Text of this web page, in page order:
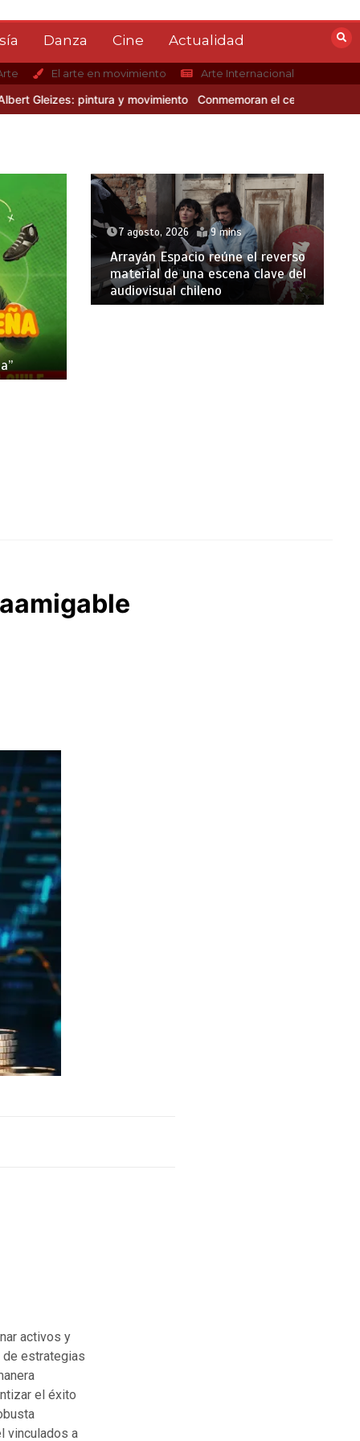
Danza Cine Actualidad
El arte en movimiento Arte Internacional
pintura y movimiento Conmemoran el centenario del
7 agosto, 2026 9 mins
Arrayán Espacio reúne el reverso
material de una escena clave del
audiovisual chileno
activos y
de estrategias
el éxito
vinculados a